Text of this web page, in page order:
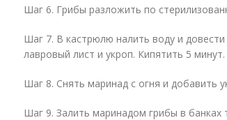
Шаг 6. Грибы разложить по
Шаг 7. В кастрюлю налить воду и
лавровый лист и укроп. Кипятить 5 минут.
Шаг 8. Снять маринад с огня и добавить
Шаг 9. Залить маринадом грибы в